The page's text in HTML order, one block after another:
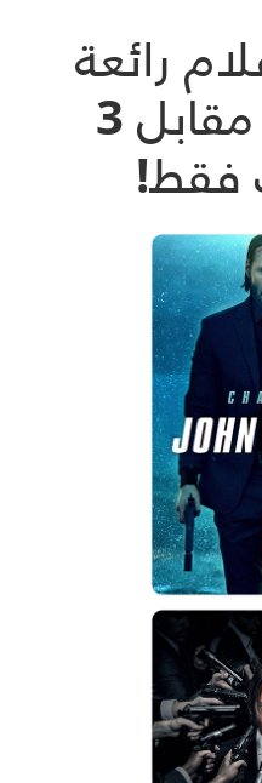
رائعة
للاستئجار مقابل 3
فقط!